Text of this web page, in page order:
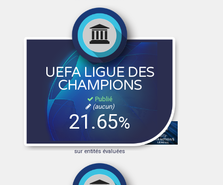
UEFA LIGUE DES
CHAMPIONS
Publié
(aucun)
21.65%
sur entités évaluées